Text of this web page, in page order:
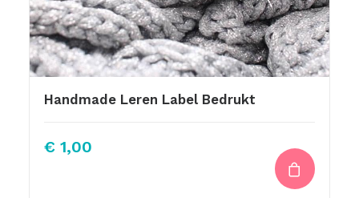
Handmade Leren Label Bedrukt
€ 1,00